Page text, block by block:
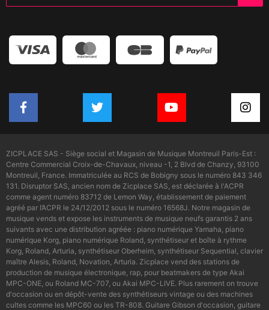
ZICPLACE SAS - Siège social et Magasin de Musique Montreuil Paris-Est :
Centre Commercial Croix-de-Chavaux, niveau -1, 2 Blvd de Chanzy, 93100
Montreuil, France. Immatriculée au RCS de Bobigny sous le numéro 843 346
131. Disruptor SAS, ancien nom de Zicplace SAS, est déclarée à l'ACPR
comme agent numéro 83712 de Lemon Way, établissement de paiement
agréé par l’ACPR le 24/12/2012 sous le numéro 16568J. Notre magasin de
musique vends et expose les instruments de musique neufs garantis 2 ans
suivants avec une distribution agréée : piano numérique Yamaha, piano
numérique Korg, piano numérique Roland, synthétiseur et boîte à rythme
Korg, Roland, Arturia, synthétiseur Oberheim, synthétiseur Sequential, clavier
maître Alesis, Roland, Novation, Arturia. Zicplace vend des stations de
production de musique électronique, rap, pour beatmakers de type Akai
MPC-ONE, ou Roland MC-707, ou Akai MPC-LIVE. Plus rarement on trouve
d'occasion ou en dépôt-vente des synthétiseurs vintage ou des machines
cultes comme les MPC60 ou les TR-808. Guitare Gibson d'occasion, guitare